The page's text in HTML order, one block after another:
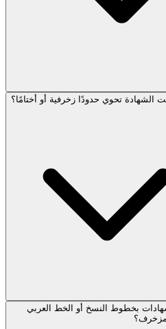
الشهادة تحوي حدودًا زخرفية أو أختامًا؟
بخطوط النسخ أو الخط العربي